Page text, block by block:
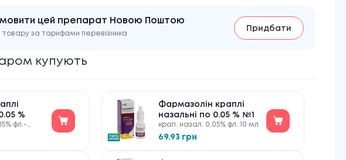
цей препарат Новою Поштою
товару за тарифами перевізника
Придбати
купують
%
фл.-
Фармазолін краплі
назальні по 0.05 % №1
крап. назал. 0,05% фл. 10 мл
69.93 грн